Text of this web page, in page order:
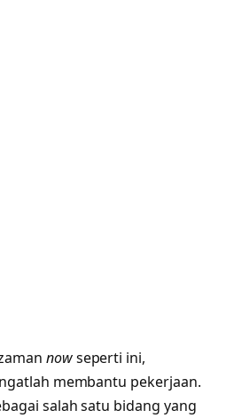
nowseperti ini,
membantu pekerjaan.
salah satu bidang yang